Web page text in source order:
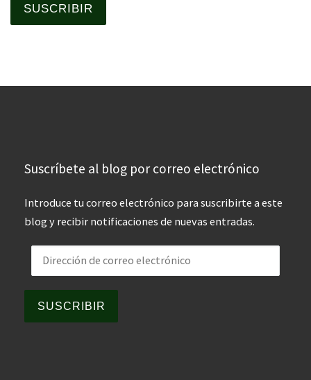
SUSCRIBIR
Suscríbete al blog por correo electrónico
Introduce tu correo electrónico para suscribirte a este
blog y recibir notificaciones de nuevas entradas.
Dirección de correo electrónico
SUSCRIBIR